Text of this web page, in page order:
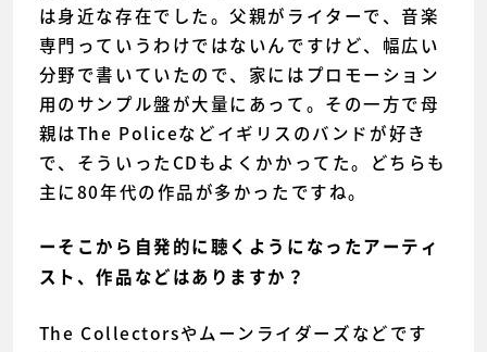
は身近な存在でした。父親がライターで、音楽
専門っていうわけではないんですけど、幅広い
分野で書いていたので、家にはプロモーション
用のサンプル盤が大量にあって。その一方で母
親はThe Policeなどイギリスのバンドが好き
で、そういったCDもよくかかってた。どちらも
主に80年代の作品が多かったですね。
ーそこから自発的に聴くようになったアーティ
スト、作品などはありますか？
The Collectorsやムーンライダーズなどです